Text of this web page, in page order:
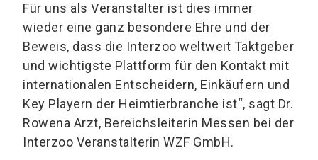
Für uns als Veranstalter ist dies immer
wieder eine ganz besondere Ehre und der
Beweis, dass die Interzoo weltweit Taktgeber
und wichtigste Plattform für den Kontakt mit
internationalen Entscheidern, Einkäufern und
Key Playern der Heimtierbranche ist“, sagt Dr.
Rowena Arzt, Bereichsleiterin Messen bei der
Interzoo Veranstalterin WZF GmbH.